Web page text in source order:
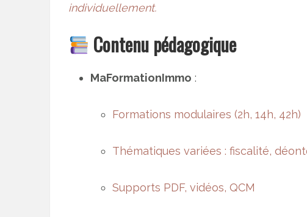
individuellement.
Contenu pédagogique
MaFormationImmo :
Formations modulaires (2h, 14h, 42h)
Thématiques variées : fiscalité,
Supports PDF, vidéos, QCM